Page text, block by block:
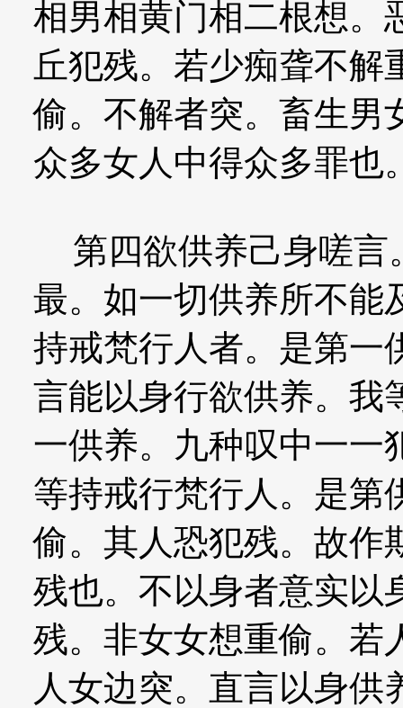
相男相黄门相二根想。
丘犯残。若少痴聋不
偷。不解者突。畜生男
众多女人中得众多罪也
第四欲供养己身嗟言
最。如一切供养所不能
持戒梵行人者。是第一
言能以身行欲供养。我
一供养。九种叹中一一
等持戒行梵行人。是第
偷。其人恐犯残。故作
残也。不以身者意实以
残。非女女想重偷。若
人女边突。直言以身